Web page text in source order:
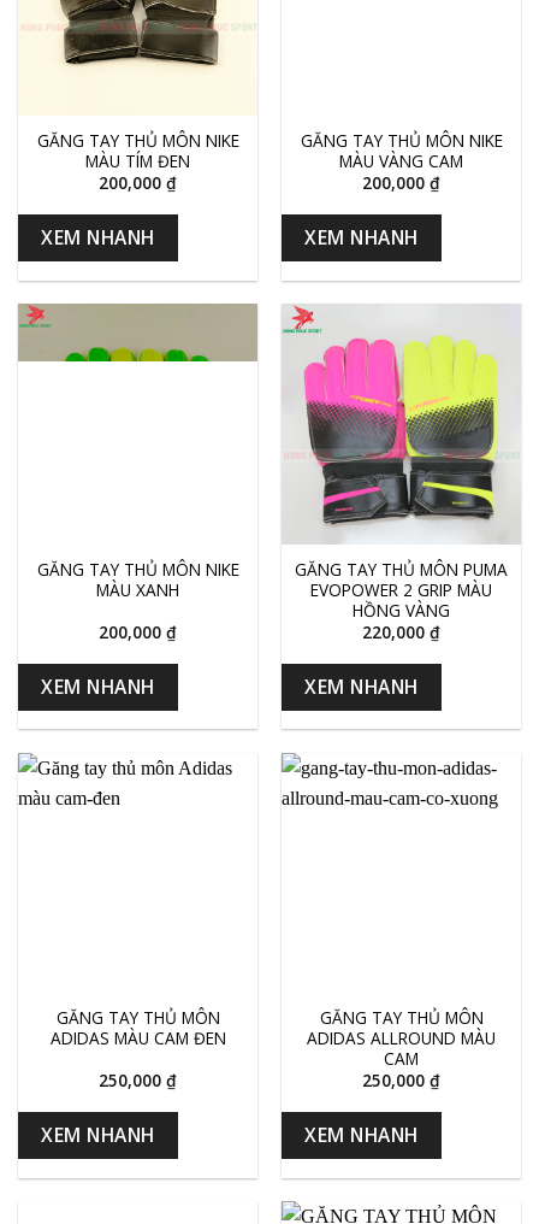
GĂNG TAY THỦ MÔN NIKE
MÀU TÍM ĐEN
200,000 ₫
XEM NHANH
GĂNG TAY THỦ MÔN NIKE
MÀU VÀNG CAM
200,000 ₫
XEM NHANH
GĂNG TAY THỦ MÔN NIKE
MÀU XANH
200,000 ₫
XEM NHANH
GĂNG TAY THỦ MÔN PUMA
EVOPOWER 2 GRIP MÀU
HỒNG VÀNG
220,000 ₫
XEM NHANH
GĂNG TAY THỦ MÔN
ADIDAS MÀU CAM ĐEN
250,000 ₫
XEM NHANH
GĂNG TAY THỦ MÔN
ADIDAS ALLROUND MÀU
CAM
250,000 ₫
XEM NHANH